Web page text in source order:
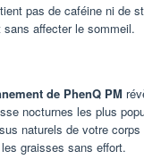
pas de caféine ni de
affecter le sommeil.
de PhenQ PM
nocturnes les plus
naturels de votre
graisses sans effort.